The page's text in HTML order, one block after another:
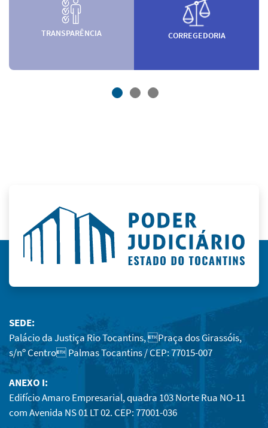
TRANSPARÊNCIA CORREGEDORIA
SEDE:
Palácio da Justiça Rio Tocantins, Praça dos Girassóis,
s/nº Centro Palmas Tocantins / CEP: 77015-007
ANEXO I:
Edifício Amaro Empresarial, quadra 103 Norte Rua NO-11
com Avenida NS 01 LT 02. CEP: 77001-036